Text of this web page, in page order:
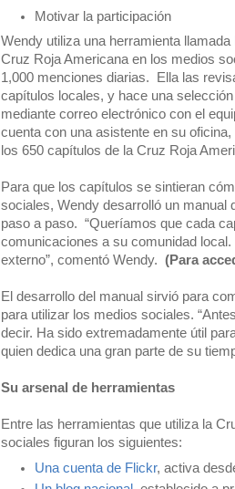
Motivar la participación
Wendy utiliza una herramienta llamada
Cruz Roja Americana en los medios
1,000 menciones diarias. Ella las
capítulos locales, y hace una
mediante correo electrónico con el
cuenta con una asistente en su
los 650 capítulos de la Cruz Roja
Para que los capítulos se sintieran
sociales, Wendy desarrolló un manual
paso a paso. “Queríamos que cada
comunicaciones a su comunidad
externo”, comentó Wendy. (Para
El desarrollo del manual sirvió para
para utilizar los medios sociales.
decir. Ha sido extremadamente útil
quien dedica una gran parte de su
Su arsenal de herramientas
Entre las herramientas que utiliza la
sociales figuran los siguientes:
Una cuenta de Flickr, activa